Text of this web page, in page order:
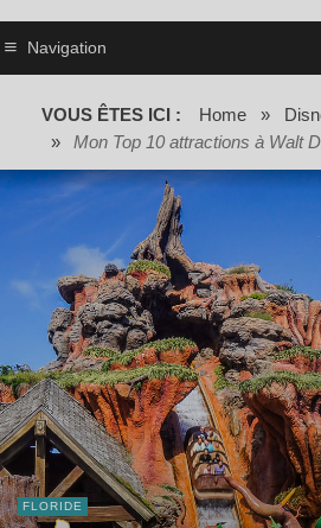
Navigation
VOUS ÊTES ICI : Home »
»
Mon Top 10 attractions à Walt
FLORIDE